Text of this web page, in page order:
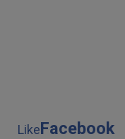
LikeFacebook